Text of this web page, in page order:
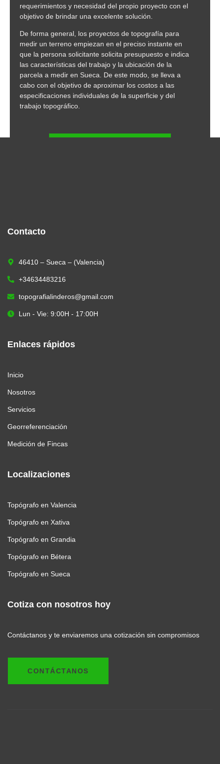
requerimientos y necesidad del propio proyecto con el
objetivo de brindar una excelente solución.
De forma general, los proyectos de topografía para
medir un terreno empiezan en el preciso instante en
que la persona solicitante solicita presupuesto e indica
las características del trabajo y la ubicación de la
parcela a medir en Sueca. De este modo, se lleva a
cabo con el objetivo de aproximar los costos a las
especificaciones individuales de la superficie y del
trabajo topográfico.
Contacto
46410 – Sueca – (Valencia)
+34634483216
topografialinderos@gmail.com
Lun - Vie: 9:00H - 17:00H
Enlaces rápidos
Inicio
Nosotros
Servicios
Georreferenciación
Medición de Fincas
Localizaciones
Topógrafo en Valencia
Topógrafo en Xativa
Topógrafo en Grandia
Topógrafo en Bétera
Topógrafo en Sueca
Cotiza con nosotros hoy
Contáctanos y te enviaremos una cotización sin compromisos
CONTÁCTANOS